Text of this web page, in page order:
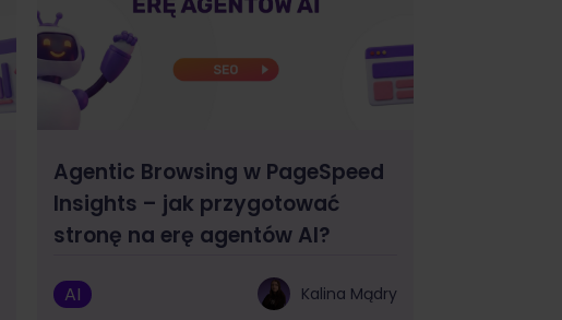
Agentic Browsing w PageSpeed
Insights – jak przygotować
stronę na erę agentów AI?
AI Kalina Mądry